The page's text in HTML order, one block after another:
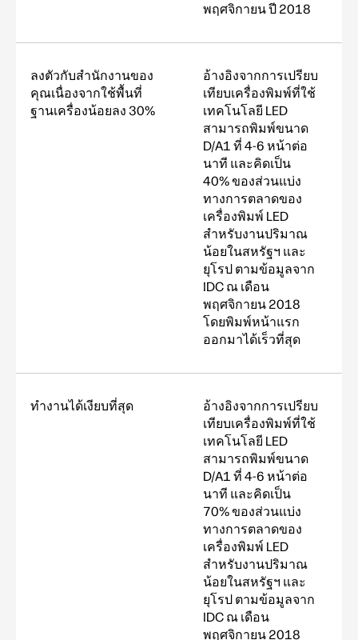
พฤศจิกายน ปี 2018
ลงตัวกับสำนักงานของ
คุณเนื่องจากใช้พื้นที่
ฐานเครื่องน้อยลง 30%
อ้างอิงจากการเปรียบ
เทียบเครื่องพิมพ์ที่ใช้
เทคโนโลยี LED
สามารถพิมพ์ขนาด
D/A1 ที่ 4-6 หน้าต่อ
นาที และคิดเป็น
40% ของส่วนแบ่ง
ทางการตลาดของ
เครื่องพิมพ์ LED
สำหรับงานปริมาณ
น้อยในสหรัฐฯ และ
ยุโรป ตามข้อมูลจาก
IDC ณ เดือน
พฤศจิกายน 2018
โดยพิมพ์หน้าแรก
ออกมาได้เร็วที่สุด
ทำงานได้เงียบที่สุด
อ้างอิงจากการเปรียบ
เทียบเครื่องพิมพ์ที่ใช้
เทคโนโลยี LED
สามารถพิมพ์ขนาด
D/A1 ที่ 4-6 หน้าต่อ
นาที และคิดเป็น
70% ของส่วนแบ่ง
ทางการตลาดของ
เครื่องพิมพ์ LED
สำหรับงานปริมาณ
น้อยในสหรัฐฯ และ
ยุโรป ตามข้อมูลจาก
IDC ณ เดือน
พฤศจิกายน 2018